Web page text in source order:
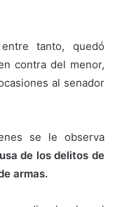
tanto, quedó
contra del menor,
al senador
se le observa
de los delitos de
armas.